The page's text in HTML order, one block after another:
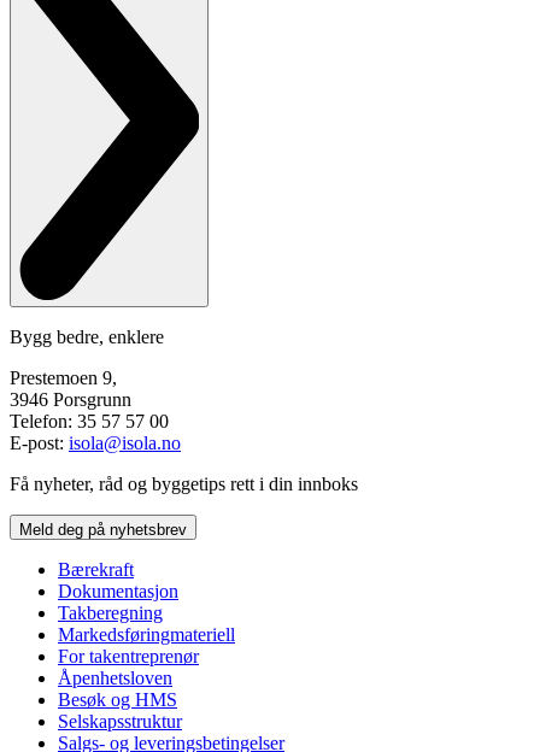
Bygg bedre, enklere
Prestemoen 9,
3946 Porsgrunn
Telefon: 35 57 57 00
E-post: isola@isola.no
Få nyheter, råd og byggetips rett i din innboks
Meld deg på nyhetsbrev
Bærekraft
Dokumentasjon
Takberegning
Markedsføringmateriell
For takentreprenør
Åpenhetsloven
Besøk og HMS
Selskapsstruktur
Salgs- og leveringsbetingelser